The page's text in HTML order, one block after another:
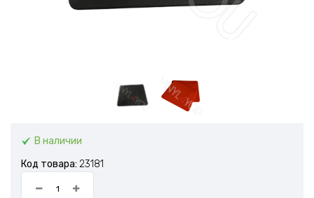
В наличии
Код товара: 23181